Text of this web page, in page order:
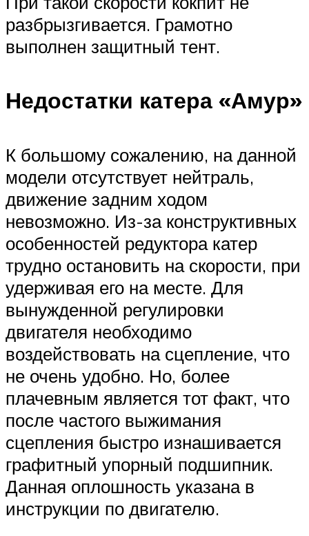
разбрызгивается. Грамотно
выполнен защитный тент.
Недостатки катера «Амур»
К большому сожалению, на данной
модели отсутствует нейтраль,
движение задним ходом
невозможно. Из-за конструктивных
особенностей редуктора катер
трудно остановить на скорости, при
удерживая его на месте. Для
вынужденной регулировки
двигателя необходимо
воздействовать на сцепление, что
не очень удобно. Но, более
плачевным является тот факт, что
после частого выжимания
сцепления быстро изнашивается
графитный упорный подшипник.
Данная оплошность указана в
инструкции по двигателю.